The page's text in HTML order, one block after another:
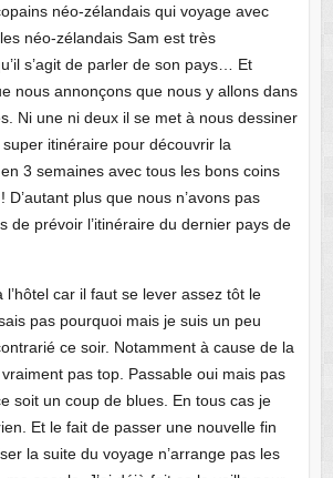
néo-zélandais qui voyage avec
néo-zélandais Sam est très
s’agit de parler de son pays… Et
nous annonçons que nous y allons dans
Ni une ni deux il se met à nous dessiner
itinéraire pour découvrir la
3 semaines avec tous les bons coins
D’autant plus que nous n’avons pas
de prévoir l’itinéraire du dernier pays de
l’hôtel car il faut se lever assez tôt le
pas pourquoi mais je suis un peu
ce soir. Notamment à cause de la
pas top. Passable oui mais pas
soit un coup de blues. En tous cas je
Et le fait de passer une nouvelle fin
la suite du voyage n’arrange pas les